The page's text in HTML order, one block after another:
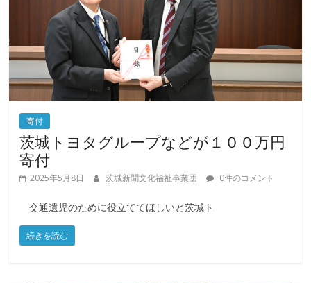
寄付
茨城トヨタグループなどが１００万円
寄付
2025年5月8日 茨城新聞文化福祉事業団 0件のコメント
交通遺児のために役立ててほしいと茨城ト
続きを読む